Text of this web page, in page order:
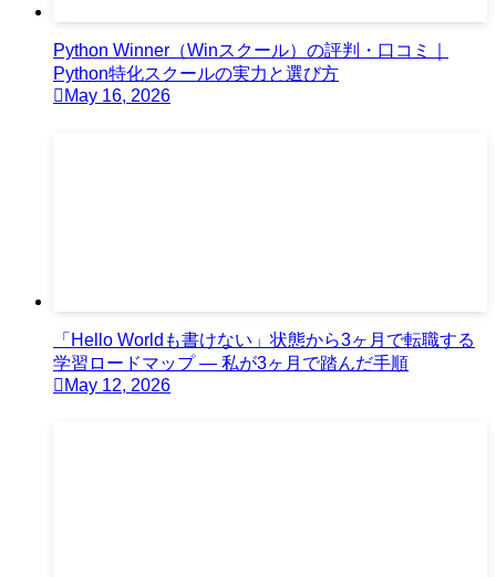
Python Winner（Winスクール）の評判・口コミ｜
Python特化スクールの実力と選び方
May 16, 2026
「Hello Worldも書けない」状態から3ヶ月で転職する
学習ロードマップ — 私が3ヶ月で踏んだ手順
May 12, 2026